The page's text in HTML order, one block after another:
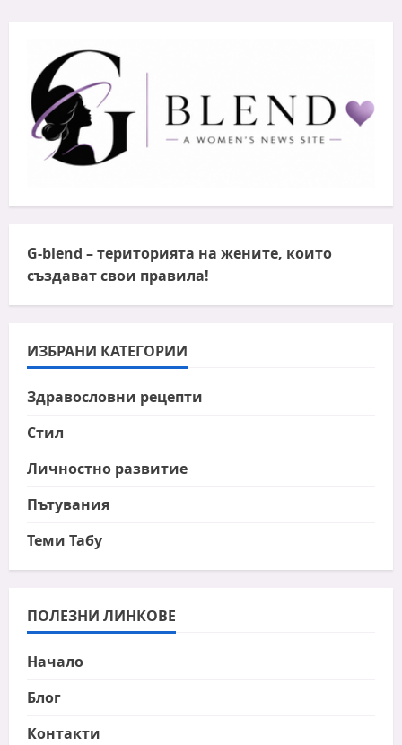
G-blend – територията на жените, които
създават свои правила!
ИЗБРАНИ КАТЕГОРИИ
Здравословни рецепти
Стил
Личностно развитие
Пътувания
Теми Табу
ПОЛЕЗНИ ЛИНКОВЕ
Начало
Блог
Контакти